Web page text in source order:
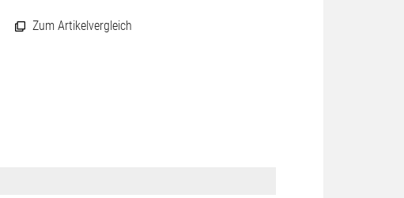
Zum Artikelvergleich